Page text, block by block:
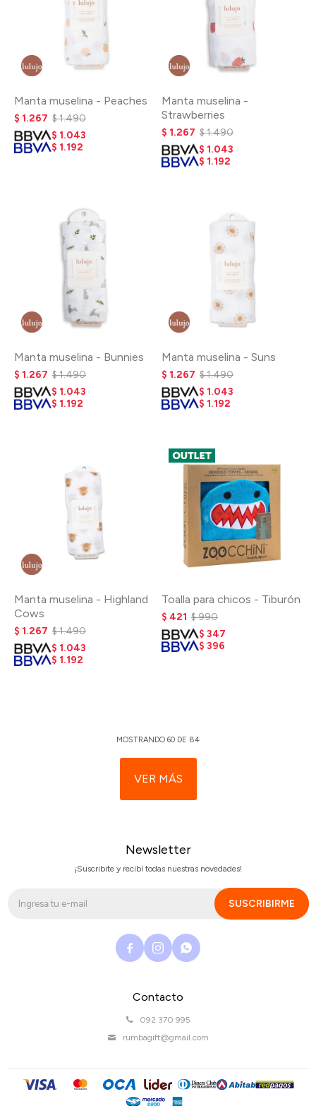
Manta muselina - Peaches
$ 1.267 $1.490
$ 1.043
$ 1.192
Manta muselina -
Strawberries
$ 1.267 $1.490
$ 1.043
$ 1.192
Manta muselina - Bunnies
$ 1.267 $1.490
$ 1.043
$ 1.192
Manta muselina - Suns
$ 1.267 $1.490
$ 1.043
$ 1.192
Manta muselina - Highland
Cows
$ 1.267 $1.490
$ 1.043
$ 1.192
Toalla para chicos - Tiburón
$ 421 $990
$ 347
$ 396
MOSTRANDO 60 DE 84
VER MÁS
Contacto
092 370 995
rumbagift@gmail.com
Newsletter
¡Suscribite y recibí todas nuestras novedades!
SUSCRIBIRME
  